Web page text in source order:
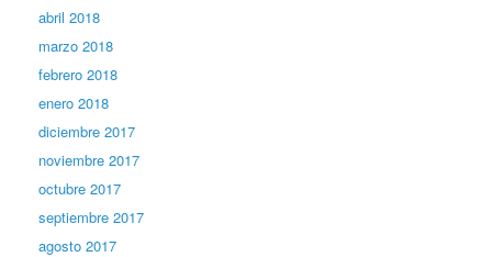
abril 2018
marzo 2018
febrero 2018
enero 2018
diciembre 2017
noviembre 2017
octubre 2017
septiembre 2017
agosto 2017